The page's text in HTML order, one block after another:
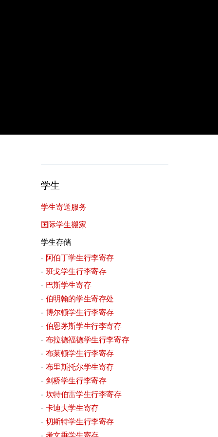
学生
学生寄送服务
国际学生搬家
学生存储
阿伯丁学生行李寄存
班戈学生行李寄存
巴斯学生寄存
伯明翰的学生寄存处
博尔顿学生行李寄存
伯恩茅斯学生行李寄存
布拉德福德学生行李寄存
布莱顿学生行李寄存
布里斯托尔学生寄存
剑桥学生行李寄存
坎特伯雷学生行李寄存
卡迪夫学生寄存
切斯特学生行李寄存